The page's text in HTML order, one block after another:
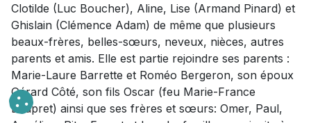
Clotilde (Luc Boucher), Aline, Lise (Armand Pinard) et
Ghislain (Clémence Adam) de même que plusieurs
beaux-frères, belles-sœurs, neveux, nièces, autres
parents et amis. Elle est partie rejoindre ses parents :
Marie-Laure Barrette et Roméo Bergeron, son époux
Gérard Côté, son fils Oscar (feu Marie-France
Loupret) ainsi que ses frères et sœurs: Omer, Paul,